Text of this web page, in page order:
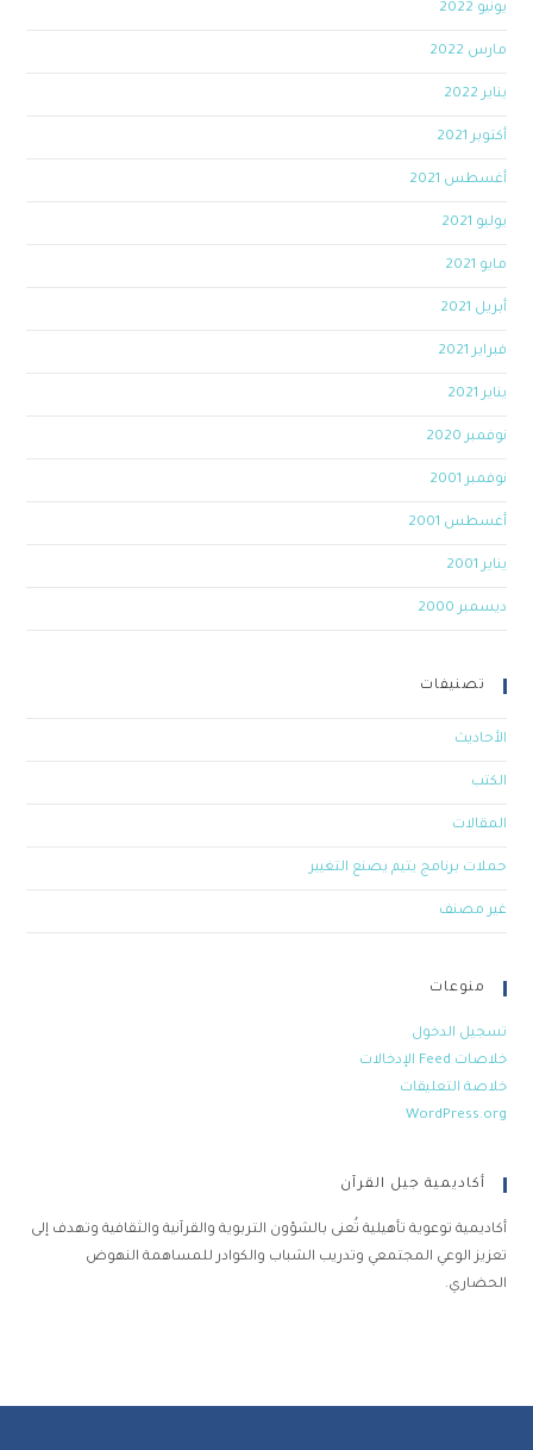
يونيو 2022
مارس 2022
يناير 2022
أكتوبر 2021
أغسطس 2021
يوليو 2021
مايو 2021
أبريل 2021
فبراير 2021
يناير 2021
نوفمبر 2020
نوفمبر 2001
أغسطس 2001
يناير 2001
ديسمبر 2000
تصنيفات
الأحاديث
الكتب
المقالات
حملات برنامج يتيم يصنع التغيير
غير مصنف
منوعات
تسجيل الدخول
خلاصات Feed الإدخالات
خلاصة التعليقات
WordPress.org
أكاديمية جيل القرآن
أكاديمية توعوية تأهيلية تُعنى بالشؤون التربوية والقرآنية والثقافية وتهدف إلى
تعزيز الوعي المجتمعي وتدريب الشباب والكوادر للمساهمة النهوض
الحضاري.